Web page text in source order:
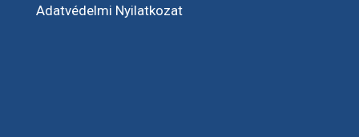
Adatvédelmi Nyilatkozat